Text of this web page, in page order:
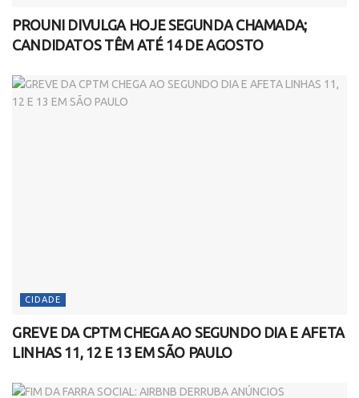
PROUNI DIVULGA HOJE SEGUNDA CHAMADA;
CANDIDATOS TÊM ATÉ 14 DE AGOSTO
CIDADE
GREVE DA CPTM CHEGA AO SEGUNDO DIA E AFETA
LINHAS 11, 12 E 13 EM SÃO PAULO